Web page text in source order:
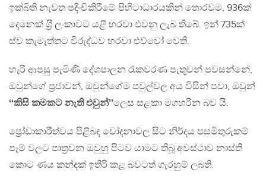
ඉක්බිති නැවත පදිංචිකිරීමේ පිහිටාධාරයකින් තොරවම, 936ක්
දෙනෙක් ශ‍්‍රී ලංකාවට යළි හරවා එවනු ලැබ තිබේ. ඉන් 735ක්
ස්ව කැමැත්තට විරුද්ධව හරවා එව්වෝ වෙති.
හැරී ආපසු පැමිණි දේශපාලන රැකවරණ පැතූවන් පවසන්නේ,
ඔවුන්ගේ ප‍්‍රජාවන්, ඔවුන්ගේම පවුල්වල අය විසින් පවා, ඔවුන්
‘‘කිසි කමකට නැති එවුන්’’ලෙස සළකා මගහරින බව යි.
ප්‍රෝඩාකාරීත්වය පිළිබඳ චෝදනාවල සිට නිර්දය පසමිතුරුකම්
පෑම් වලට පාත්‍රවන ඔවුහු පිටව යාමට තිබූ අවස්ථාව නාස්ති
කොට ණය කන්දක් ඉතිරි කළ බවටත් ගැරහුම් ලබති.